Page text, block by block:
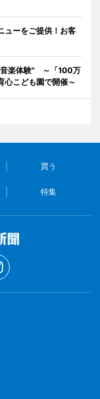
ューをご提供！お客
音楽体験" ～「100万
心こども園で開催～
買う
特集